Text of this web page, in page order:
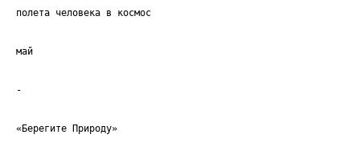
полета человека в космос
май
-
«Берегите Природу»